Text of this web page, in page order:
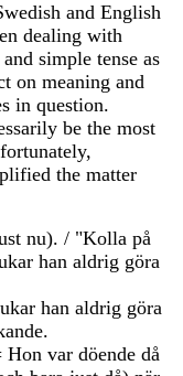
and English
dealing with
simple tense as
on meaning and
in question.
be the most
the matter
nu). / "Kolla på
han aldrig göra
han aldrig göra
var döende då